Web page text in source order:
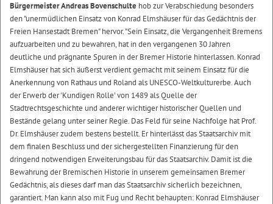
Bürgermeister Andreas Bovenschulte hob zur Verabschiedung besonders
den "unermüdlichen Einsatz von Konrad Elmshäuser für das Gedächtnis der
Freien Hansestadt Bremen" hervor. "Sein Einsatz, die Vergangenheit Bremens
aufzuarbeiten und zu bewahren, hat in den vergangenen 30 Jahren
deutliche und prägnante Spuren in der Bremer Historie hinterlassen. Konrad
Elmshäuser hat sich äußerst verdient gemacht mit seinem Einsatz für die
Anerkennung von Rathaus und Roland als UNESCO-Weltkulturerbe. Auch
der Erwerb der 'Kundigen Rolle' von 1489 als Quelle der
Stadtrechtsgeschichte und anderer wichtiger historischer Quellen und
Bestände gelang unter seiner Regie. Das Feld für seine Nachfolge hat Prof.
Dr. Elmshäuser zudem bestens bestellt. Er hinterlässt das Staatsarchiv mit
dem finalen Beschluss und der sichergestellten Finanzierung für den
dringend notwendigen Erweiterungsbau für das Staatsarchiv. Damit ist die
Bewahrung der Bremischen Historie in unserem gemeinsamen Bremer
Gedächtnis, als dieses darf man das Staatsarchiv sicherlich bezeichnen,
garantiert. Man kann also mit Fug und Recht behaupten: Konrad Elmshäuser